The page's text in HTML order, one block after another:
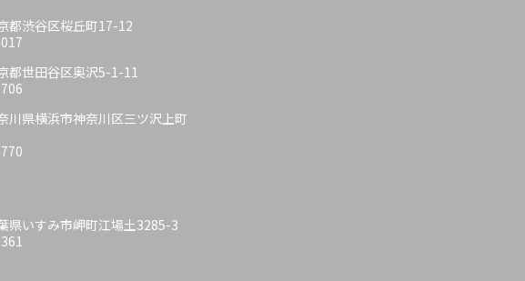
都渋谷区桜丘町17-12
都世田谷区奥沢5-1-11
川県横浜市神奈川区三ツ沢上町
県いすみ市岬町江場土3285-3